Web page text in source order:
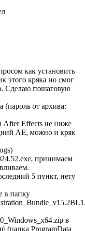
как установить
этого кряка но смог
Сделаю пошаговую
(пароль от архива:
After Effects не ниже
АЕ, можно и кряк
принимаем
5 пункт, нету
в папку
в
(папка ProgramData